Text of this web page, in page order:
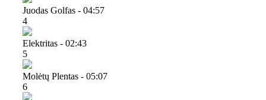
Juodas Golfas - 04:57
4
Elektritas - 02:43
5
Molėtų Plentas - 05:07
6